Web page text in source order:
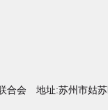
合会 地址:苏州市姑